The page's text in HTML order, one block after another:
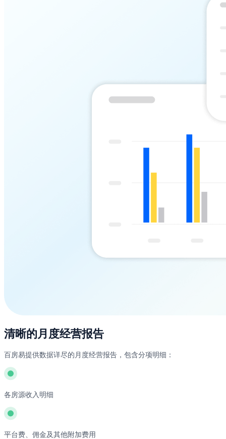
清晰的月度经营报告
百房易提供数据详尽的月度经营报告，包含分项明细：
各房源收入明细
平台费、佣金及其他附加费用